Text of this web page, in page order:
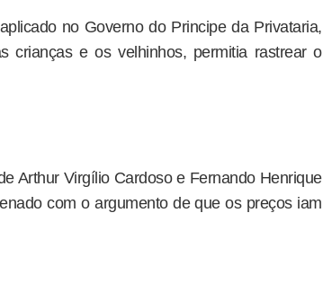
no Governo do Principe da Privataria,
crianças e os velhinhos, permitia rastrear o
Arthur Virgílio Cardoso e Fernando Henrique
com o argumento de que os preços iam